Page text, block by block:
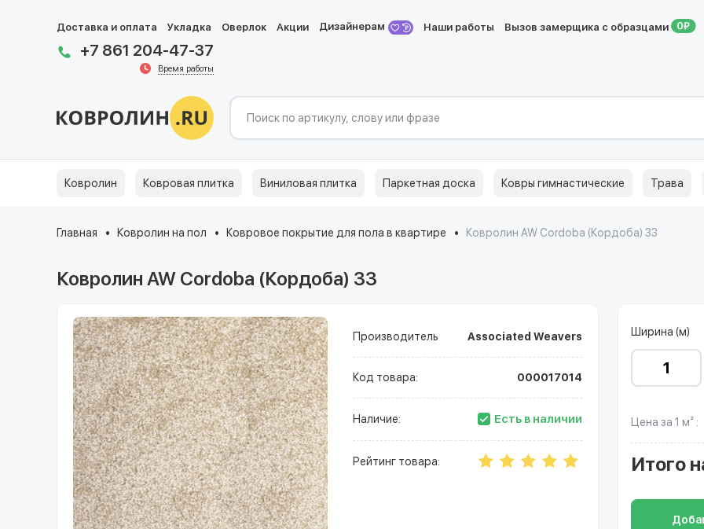
Доставка и оплата Укладка Оверлок Акции Дизайнерам Наши работы Вызов замерщика с образцами
+7 861 204-47-37
Время работы
Ковролин Ковровая плитка Виниловая плитка Паркетная доска Ковры гимнастические Трава
Главная Ковролин на пол Ковровое покрытие для пола в квартире Ковролин AW Cordoba (Кордоба) 33
Ковролин AW Cordoba (Кордоба) 33
Производитель Associated Weavers
Код товара: 000017014
Наличие: Есть в наличии
Рейтинг товара:
Ширина (м)
Цена за 1 м² :
Итого